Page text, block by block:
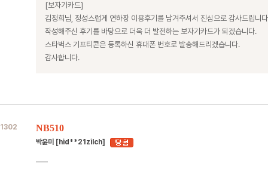
[보자기카드]
김정희님, 정성스럽게 연하장 이용후기를 남겨주셔서 진심으로 감사드립니
작성해주신 후기를 바탕으로 더욱 더 발전하는 보자기카드가 되겠습니다.
스타벅스 기프티콘은 등록하신 휴대폰 번호로 발송해드리겠습니다.
감사합니다.
1302 NB510
박윤미 [hid**21zilch]